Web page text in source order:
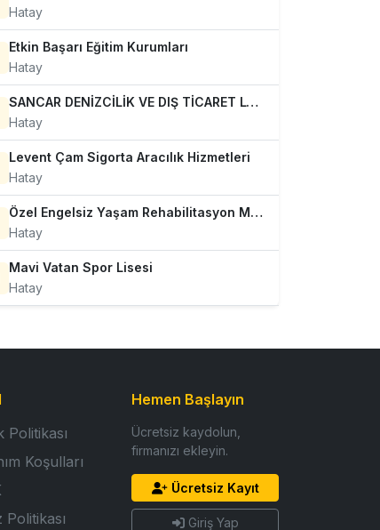
Hatay
Etkin Başarı Eğitim Kurumları
Hatay
SANCAR DENİZCİLİK VE DIŞ TİCARET LTD. ŞTİ.
Hatay
Levent Çam Sigorta Aracılık Hizmetleri
Hatay
Özel Engelsiz Yaşam Rehabilitasyon Merkezi
Hatay
Mavi Vatan Spor Lisesi
Hatay
Politikası
Koşulları
Politikası
Hemen Başlayın
Ücretsiz kaydolun,
firmanızı ekleyin.
Ücretsiz Kayıt
Giriş Yap